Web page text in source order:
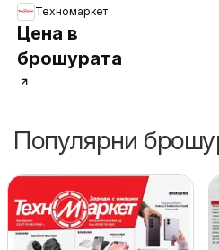
Техномаркет
Цена в
брошурата
Популярни